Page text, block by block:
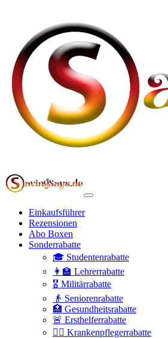
Einkaufsführer
Rezensionen
Abo Boxen
Sonderrabatte
🎓 Studentenrabatte
👩‍🏫 Lehrerrabatte
🎖️ Militärrabatte
👴 Seniorenrabatte
🏥 Gesundheitsrabatte
🚨 Ersthelferrabatte
👩‍⚕️ Krankenpflegerrabatte